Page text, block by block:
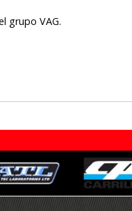
grupo VAG.